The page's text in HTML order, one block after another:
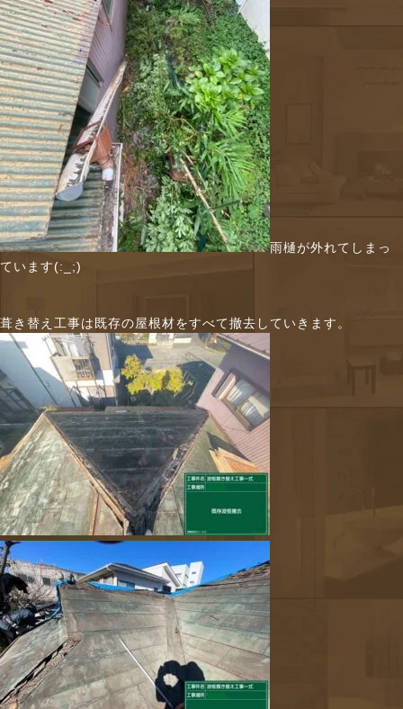
雨樋が外れてしまっ
ています(:_;)
葺き替え工事は既存の屋根材をすべて撤去していきます。